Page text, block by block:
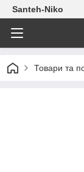
Santeh-Niko
Товари та